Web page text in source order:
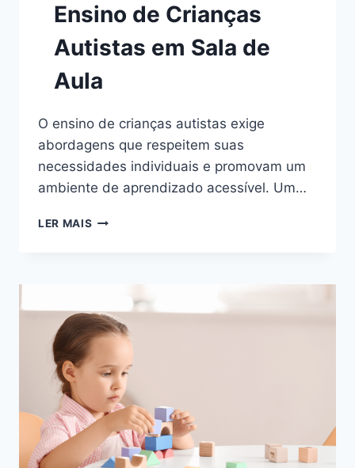
Ensino de Crianças
Autistas em Sala de
Aula
O ensino de crianças autistas exige
abordagens que respeitem suas
necessidades individuais e promovam um
ambiente de aprendizado acessível. Um…
LER MAIS COMO
ENSINO
DE
AUTISTAS
EM
SALA
DE
AULA